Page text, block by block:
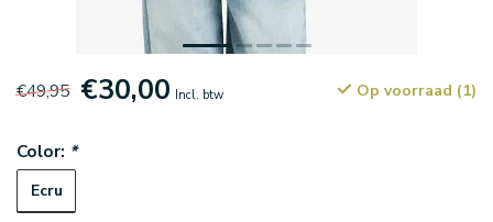
€49,95 €30,00 Incl. btw Op voorraad (1)
Color: *
Ecru